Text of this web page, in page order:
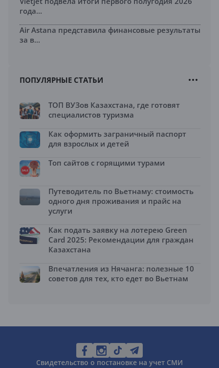
года...
Air Astana представила финансовые результаты
за в...
ПОПУЛЯРНЫЕ СТАТЬИ
ТОП ВУЗов Казахстана, где готовят
специалистов туризма
Как оформить заграничный паспорт
для взрослых и детей
Топ сайтов с горящими турами
Путеводитель по Вьетнаму: стоимость
одного дня проживания и прайс на
услуги
Как подать заявку на лотерею Green
Card 2025: Рекомендации для граждан
Казахстана
Впечатления из Нячанга: полезные 10
советов для тех, кто едет во Вьетнам
Свидетельство о постановке на учет СМИ